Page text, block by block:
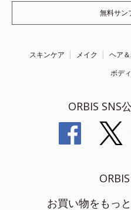
無料サン
スキンケア メイク ヘア
ボデ
ORBIS SNS
お買い物をもっ